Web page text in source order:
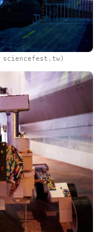
sciencefest.tw)